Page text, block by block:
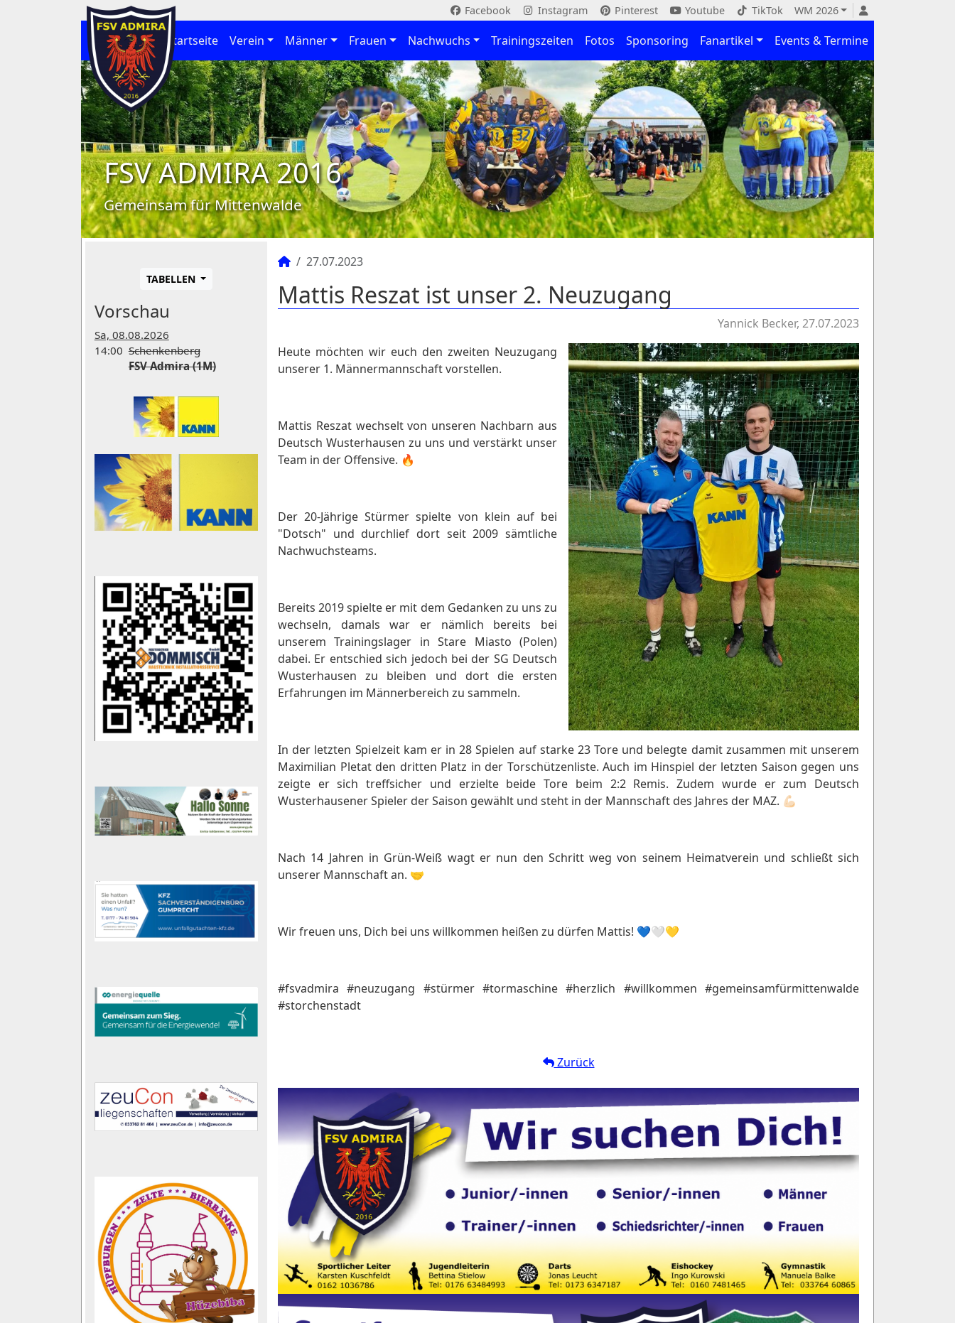
Facebook Instagram Pinterest Youtube TikTok WM 2026
Startseite Verein Männer Frauen Nachwuchs Trainingszeiten Fotos Sponsoring Fanartikel Events & Termine
FSV ADMIRA 2016
Gemeinsam für Mittenwalde
TABELLEN
Vorschau
Sa, 08.08.2026
14:00 Schenkenberg
FSV Admira (1M)
27.07.2023
Mattis Reszat ist unser 2. Neuzugang
Yannick Becker, 27.07.2023
Heute möchten wir euch den zweiten Neuzugang
unserer 1. Männermannschaft vorstellen.
Mattis Reszat wechselt von unseren Nachbarn aus
Deutsch Wusterhausen zu uns und verstärkt unser
Team in der Offensive. 🔥
Der 20-Jährige Stürmer spielte von klein auf bei
"Dotsch" und durchlief dort seit 2009 sämtliche
Nachwuchsteams.
Bereits 2019 spielte er mit dem Gedanken zu uns zu
wechseln, damals war er nämlich bereits bei
unserem Trainingslager in Stare Miasto (Polen)
dabei. Er entschied sich jedoch bei der SG Deutsch
Wusterhausen zu bleiben und dort die ersten
Erfahrungen im Männerbereich zu sammeln.
In der letzten Spielzeit kam er in 28 Spielen auf starke 23 Tore und belegte damit zusammen mit unserem
Maximilian Pletat den dritten Platz in der Torschützenliste. Auch im Hinspiel der letzten Saison gegen uns
zeigte er sich treffsicher und erzielte beide Tore beim 2:2 Remis. Zudem wurde er zum Deutsch
Wusterhausener Spieler der Saison gewählt und steht in der Mannschaft des Jahres der MAZ. 💪🏻
Nach 14 Jahren in Grün-Weiß wagt er nun den Schritt weg von seinem Heimatverein und schließt sich
unserer Mannschaft an. 🤝
Wir freuen uns, Dich bei uns willkommen heißen zu dürfen Mattis! 💙🤍💛
#fsvadmira #neuzugang #stürmer #tormaschine #herzlich #willkommen #gemeinsamfürmittenwalde
#storchenstadt
Zurück